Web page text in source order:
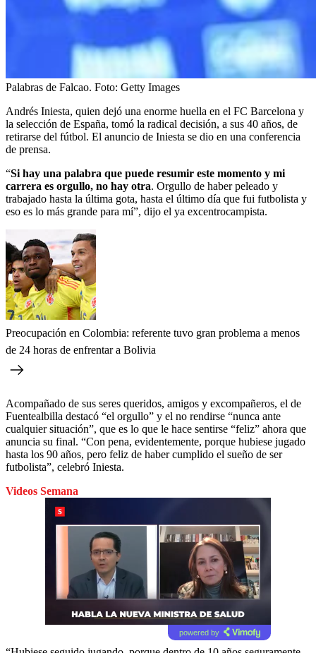
Palabras de Falcao. Foto: Getty Images
Andrés Iniesta, quien dejó una enorme huella en el FC Barcelona y
la selección de España, tomó la radical decisión, a sus 40 años, de
retirarse del fútbol. El anuncio de Iniesta se dio en una conferencia
de prensa.
“Si hay una palabra que puede resumir este momento y mi
carrera es orgullo, no hay otra. Orgullo de haber peleado y
trabajado hasta la última gota, hasta el último día que fui futbolista y
eso es lo más grande para mí”, dijo el ya excentrocampista.
Preocupación en Colombia: referente tuvo gran problema a menos
de 24 horas de enfrentar a Bolivia
Acompañado de sus seres queridos, amigos y excompañeros, el de
Fuentealbilla destacó “el orgullo” y el no rendirse “nunca ante
cualquier situación”, que es lo que le hace sentirse “feliz” ahora que
anuncia su final. “Con pena, evidentemente, porque hubiese jugado
hasta los 90 años, pero feliz de haber cumplido el sueño de ser
futbolista”, celebró Iniesta.
Videos Semana
powered by